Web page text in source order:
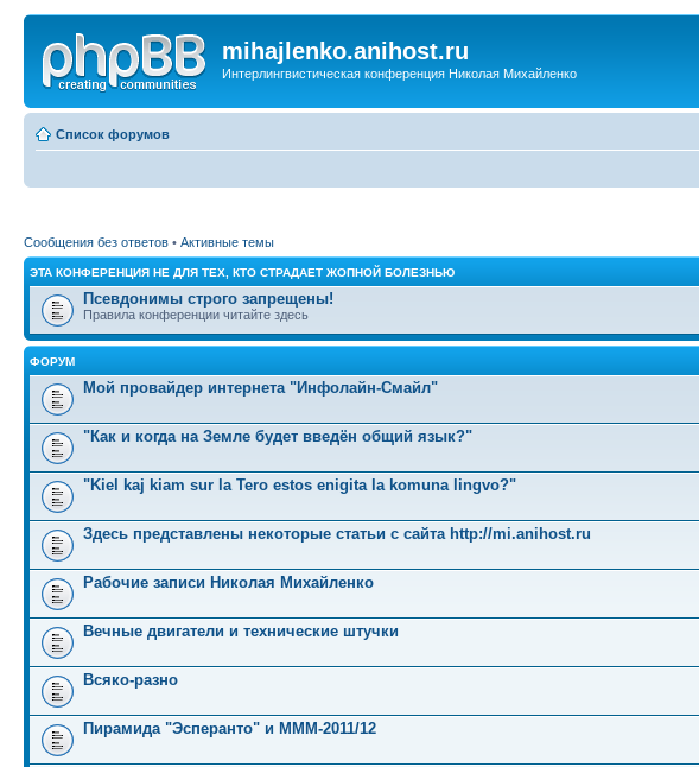
mihajlenko.anihost.ru
Интерлингвистическая конференция Николая Михайленко
Список форумов
Сообщения без ответов • Активные темы
ЭТА КОНФЕРЕНЦИЯ НЕ ДЛЯ ТЕХ, КТО СТРАДАЕТ ЖОПНОЙ БОЛЕЗНЬЮ
Псевдонимы строго запрещены!
Правила конференции читайте здесь
ФОРУМ
Мой провайдер интернета "Инфолайн-Смайл"
"Как и когда на Земле будет введён общий язык?"
"Kiel kaj kiam sur la Tero estos enigita la komuna lingvo?"
Здесь представлены некоторые статьи с сайта http://mi.anihost.ru
Рабочие записи Николая Михайленко
Вечные двигатели и технические штучки
Всяко-разно
Пирамида "Эсперанто" и MMM-2011/12